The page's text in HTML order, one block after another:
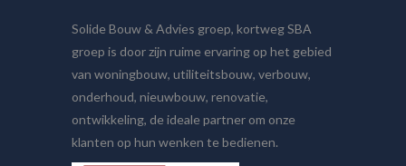
Solide Bouw & Advies groep, kortweg SBA
groep is door zijn ruime ervaring op het gebied
van woningbouw, utiliteitsbouw, verbouw,
onderhoud, nieuwbouw, renovatie,
ontwikkeling, de ideale partner om onze
klanten op hun wenken te bedienen.